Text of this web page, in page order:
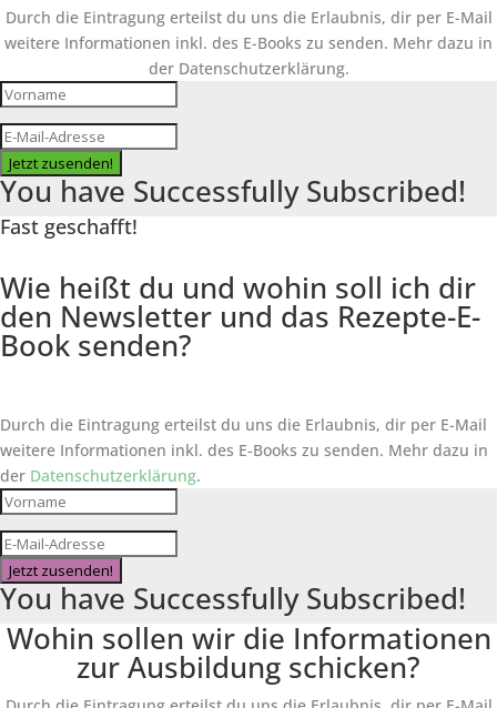
Durch die Eintragung erteilst du uns die Erlaubnis, dir per E-Mail
weitere Informationen inkl. des E-Books zu senden. Mehr dazu in
der Datenschutzerklärung.
Jetzt zusenden!
You have Successfully Subscribed!
Fast geschafft!
Wie heißt du und wohin soll ich dir
den Newsletter und das Rezepte-E-
Book senden?
Durch die Eintragung erteilst du uns die Erlaubnis, dir per E-Mail
weitere Informationen inkl. des E-Books zu senden. Mehr dazu in
der Datenschutzerklärung.
Jetzt zusenden!
You have Successfully Subscribed!
Wohin sollen wir die Informationen
zur Ausbildung schicken?